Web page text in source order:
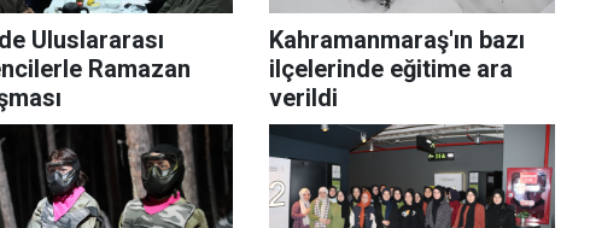
Uluslararası
Ramazan
Kahramanmaraş'ın bazı
ilçelerinde eğitime ara
verildi